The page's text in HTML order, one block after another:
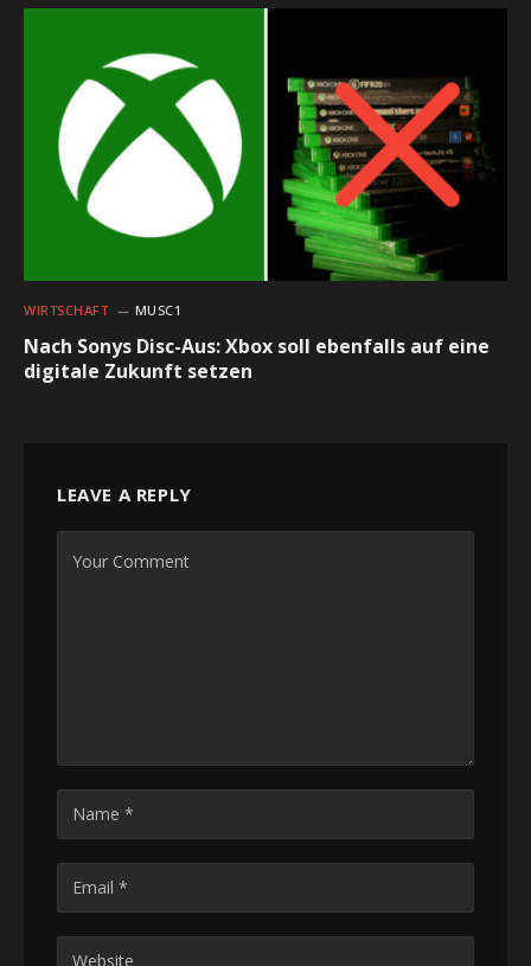
WIRTSCHAFT MUSC1
Nach Sonys Disc-Aus: Xbox soll ebenfalls auf eine
digitale Zukunft setzen
LEAVE A REPLY